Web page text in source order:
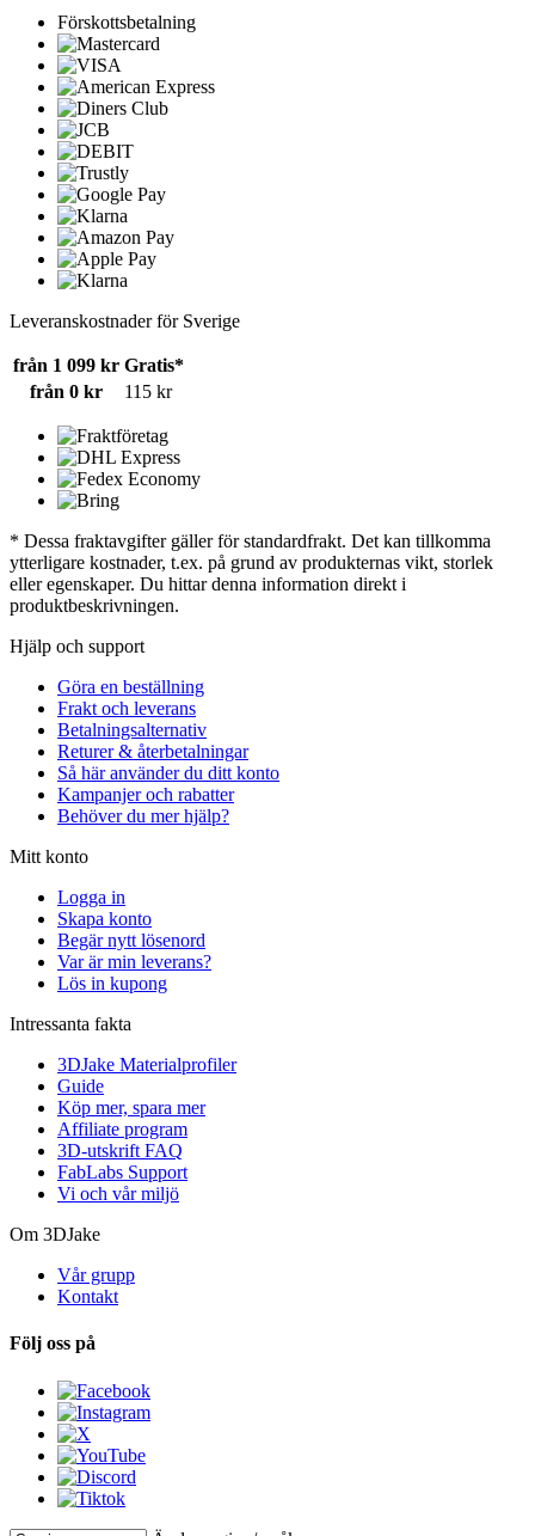
Förskottsbetalning
Leveranskostnader för Sverige
från 1 099 kr Gratis*
från 0 kr
115 kr
* Dessa fraktavgifter gäller för standardfrakt. Det kan tillkomma
ytterligare kostnader, t.ex. på grund av produkternas vikt, storlek
eller egenskaper. Du hittar denna information direkt i
produktbeskrivningen.
Hjälp och support
Göra en beställning
Frakt och leverans
Betalningsalternativ
Returer & återbetalningar
Så här använder du ditt konto
Kampanjer och rabatter
Behöver du mer hjälp?
Mitt konto
Logga in
Skapa konto
Begär nytt lösenord
Var är min leverans?
Lös in kupong
Intressanta fakta
3DJake Materialprofiler
Guide
Köp mer, spara mer
Affiliate program
3D-utskrift FAQ
FabLabs Support
Vi och vår miljö
Om 3DJake
Vår grupp
Kontakt
Följ oss på